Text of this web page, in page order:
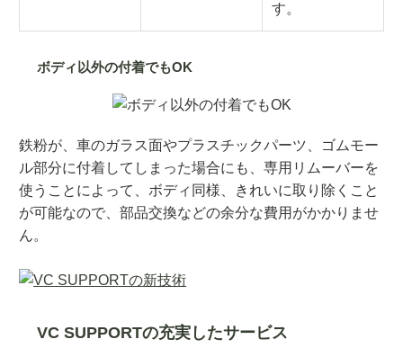
す。
ボディ以外の付着でもOK
鉄粉が、車のガラス面やプラスチックパーツ、ゴムモー
ル部分に付着してしまった場合にも、専用リムーバーを
使うことによって、ボディ同様、きれいに取り除くこと
が可能なので、部品交換などの余分な費用がかかりませ
ん。
VC SUPPORTの充実したサービス